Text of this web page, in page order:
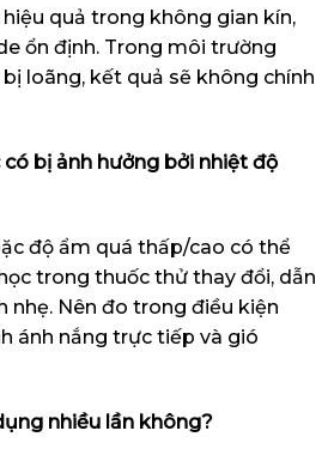
quả trong không gian kín,
ổn định. Trong môi trường
loãng, kết quả sẽ không chính
bị ảnh hưởng bởi nhiệt độ
độ ẩm quá thấp/cao có thể
trong thuốc thử thay đổi, dẫn
nhẹ. Nên đo trong điều kiện
ánh nắng trực tiếp và gió
nhiều lần không?